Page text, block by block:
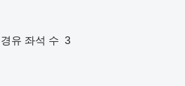
경유 좌석 수 3